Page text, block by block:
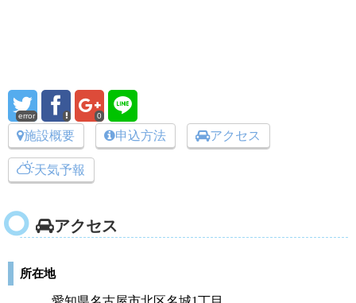
error 0
施設概要 申込方法 アクセス
天気予報
アクセス
所在地